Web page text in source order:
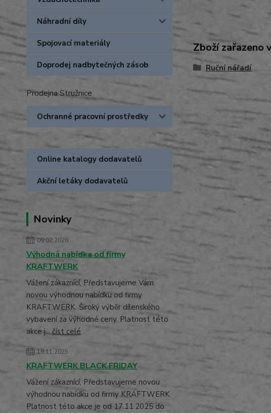
Náhradní díly
Spojovací materiály
Doprodej nadbytečných zásob
Prodejna Stružnice
Ochranné pracovní prostředky
Online katalogy dodavatelů
Akční letáky dodavatelů
Novinky
09.02.2026
Výhodná nabídka od firmy
KRAFTWERK
Vážení zákaznící, Představujeme Vám
novou výhodnou nabídku od firmy
KRAFTWERK. Široký výběr dílenského
vybavení za výhodné ceny. Platnost této
akce j...číst celé
19.11.2025
KRAFTWERK BLACK FRIDAY
Vážení zákaznící, Představujeme novou
výhodnou nabídku od firmy KRAFTWERK.
Platnost této akce je od 17.11.2025 do
Zboží zařazeno
Ruční nářadí